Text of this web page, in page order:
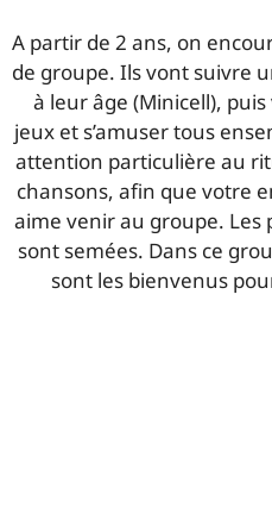
A partir de 2 ans, on
de groupe. Ils vont suivre
à leur âge (Minicell),
jeux et s’amuser tous
attention particulière au
chansons, afin que votre
aime venir au groupe. Les
sont semées. Dans ce
sont les bienvenus